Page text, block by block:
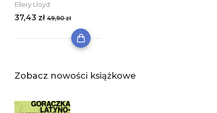
Ellery Lloyd
37,43 zł 49,90 zł
Zobacz nowości książkowe